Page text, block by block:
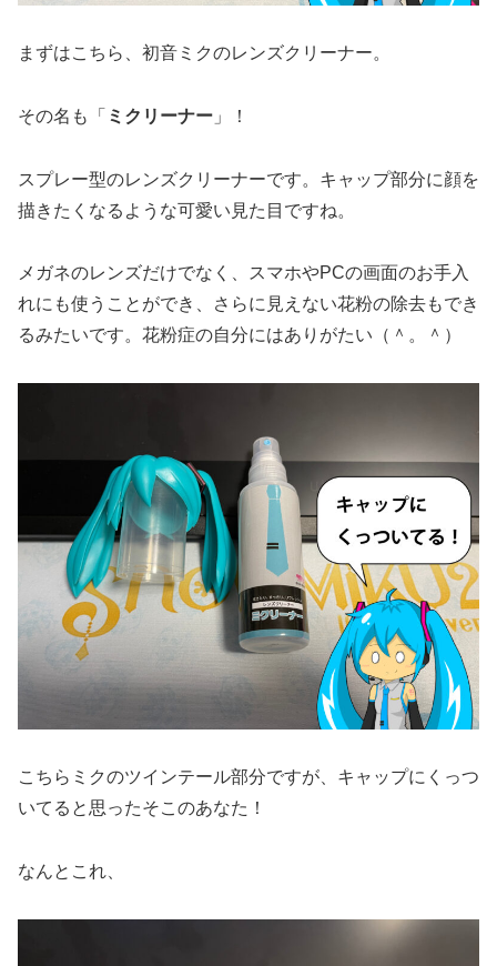
まずはこちら、初音ミクのレンズクリーナー。
その名も「 ミクリーナー 」！
スプレー型のレンズクリーナーです。キャップ部分に顔を
描きたくなるような可愛い見た目ですね。
メガネのレンズだけでなく、スマホやPCの画面のお手入
れにも使うことができ、さらに見えない花粉の除去もでき
るみたいです。花粉症の自分にはありがたい（＾。＾）
こちらミクのツインテール部分ですが、キャップにくっつ
いてると思ったそこのあなた！
なんとこれ、